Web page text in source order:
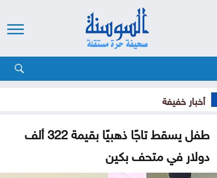
أخبار خفيفة
طفل يسقط تاجًا ذهبيًا بقيمة 322 ألف
دولار في متحف بكين